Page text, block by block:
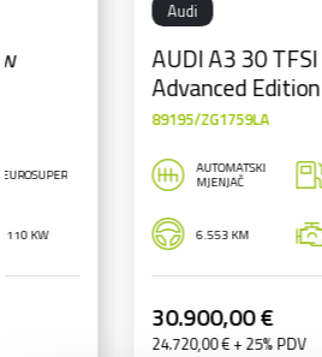
AUDI A3 30 TFSI S tr
Advanced Edition
89195/ZG1759LA
AUTOMATSKI
MJENJAČ EUROSUPER
6.553 KM
30.900,00 €
24.720,00 € + 25% PDV